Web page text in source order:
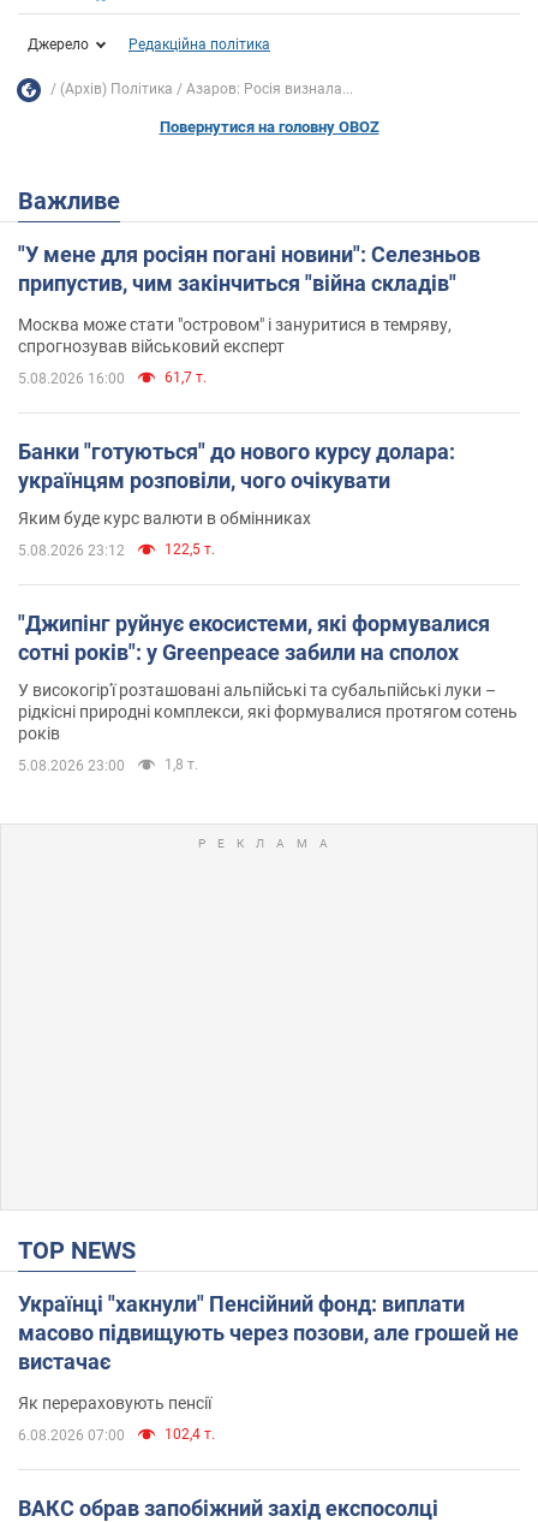
Джерело Редакційна політика
(Архів) Політика Азаров: Росія визнала...
Повернутися на головну OBOZ
Важливе
"У мене для росіян погані новини": Селезньов
припустив, чим закінчиться "війна складів"
Москва може стати "островом" і зануритися в темряву,
спрогнозував військовий експерт
5.08.2026 16:00 61,7 т.
Банки "готуються" до нового курсу долара:
українцям розповіли, чого очікувати
Яким буде курс валюти в обмінниках
5.08.2026 23:12 122,5 т.
"Джипінг руйнує екосистеми, які формувалися
сотні років": у Greenpeace забили на сполох
У високогір'ї розташовані альпійські та субальпійські луки –
рідкісні природні комплекси, які формувалися протягом сотень
років
5.08.2026 23:00 1,8 т.
TOP NEWS
Українці "хакнули" Пенсійний фонд: виплати
масово підвищують через позови, але грошей не
вистачає
Як перераховують пенсії
6.08.2026 07:00 102,4 т.
ВАКС обрав запобіжний захід експосолці